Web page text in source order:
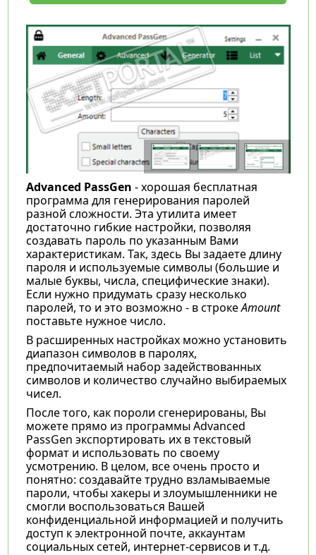
Advanced PassGen - хорошая бесплатная
программа для генерирования паролей
разной сложности. Эта утилита имеет
достаточно гибкие настройки, позволяя
создавать пароль по указанным Вами
характеристикам. Так, здесь Вы задаете длину
пароля и используемые символы (большие и
малые буквы, числа, специфические знаки).
Если нужно придумать сразу несколько
паролей, то и это возможно - в строкеAmount
поставьте нужное число.
В расширенных настройках можно установить
диапазон символов в паролях,
предпочитаемый набор задействованных
символов и количество случайно выбираемых
чисел.
После того, как пороли сгенерированы, Вы
можете прямо из программы Advanced
PassGen экспортировать их в текстовый
формат и использовать по своему
усмотрению. В целом, все очень просто и
понятно: создавайте трудно взламываемые
пароли, чтобы хакеры и злоумышленники не
смогли воспользоваться Вашей
конфиденциальной информацией и получить
доступ к электронной почте, аккаунтам
социальных сетей, интернет-сервисов и т.д.